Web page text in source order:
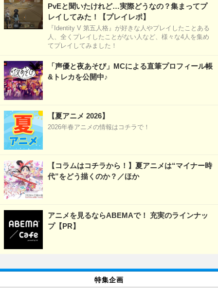
PvEと聞いたけれど…実際どうなの？集まってプ
レイしてみた！【プレイレポ】
『Identity V 第五人格』が好きな人やプレイしたことある
人、全くプレイしたことがない人など、様々な4人を集め
てプレイしてみました！
「声優と夜あそび」MCによる直筆プロフィール帳
&トレカを公開中♪
【夏アニメ 2026】
2026年春アニメの情報はコチラで！
【コラムはコチラから！】夏アニメは“マイナー時
代”をどう描くのか？／ほか
アニメを見るならABEMAで！ 充実のラインナッ
プ【PR】
特集企画